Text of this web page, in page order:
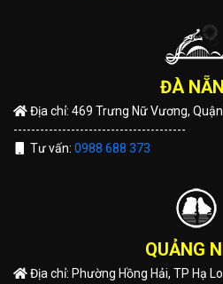
ĐÀ
Địa chỉ: 469 Trưng Nữ Vương,
---------------------------------------
Tư vấn: 0988 688 373
QUẢNG
Địa chỉ: Phường Hồng Hải, TP Hạ